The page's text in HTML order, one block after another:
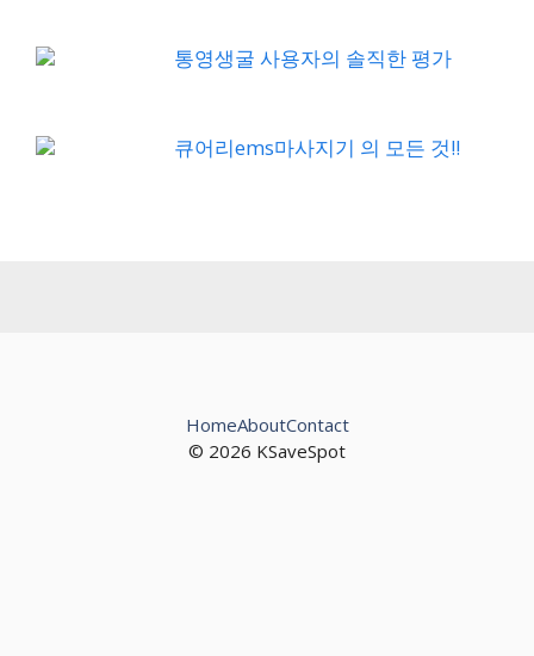
통영생굴 사용자의 솔직한 평가
큐어리ems마사지기 의 모든 것!!
© 2026 KSaveSpot
HomeAboutContact